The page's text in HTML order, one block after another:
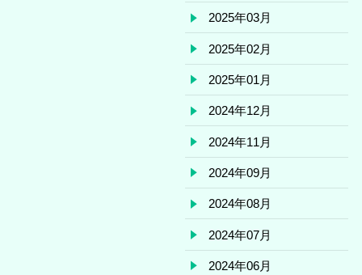
2025年03月
2025年02月
2025年01月
2024年12月
2024年11月
2024年09月
2024年08月
2024年07月
2024年06月